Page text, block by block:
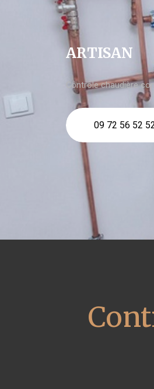
ARTISAN
Contrôle chaudière
09 72 56 52